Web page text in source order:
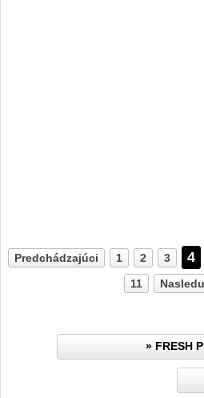
Predchádzajúci 1 2 3 4
11
» FRESH